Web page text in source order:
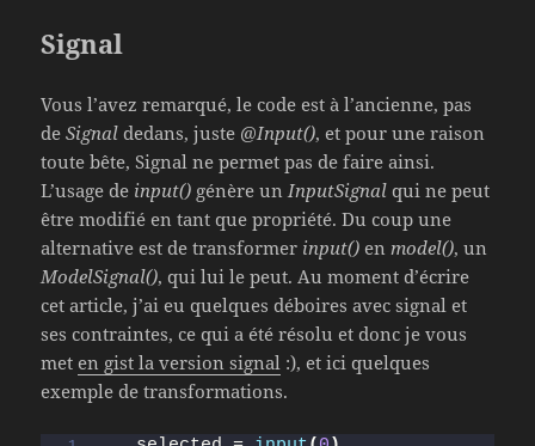
Signal
Vous l’avez remarqué, le code est à l’ancienne, pas
deSignal dedans, juste @Input(), et pour une raison
toute bête, Signal ne permet pas de faire ainsi.
L’usage de input() génère unInputSignal qui ne peut
être modifié en tant que propriété. Du coup une
alternative est de transformer input() enmodel(), un
ModelSignal(), qui lui le peut. Au moment d’écrire
cet article, j’ai eu quelques déboires avec signal et
ses contraintes, ce qui a été résolu et donc je vous
met en gist la version signal :), et ici quelques
exemple de transformations.